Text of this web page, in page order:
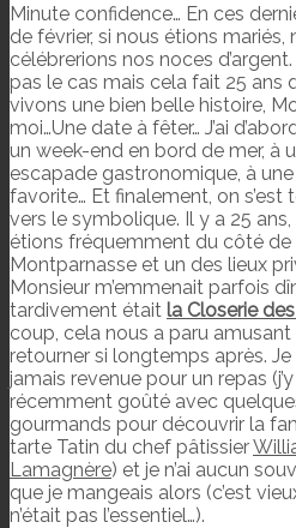
Minute confidence… En ces
de février, si nous étions mariés,
célébrerions nos noces d’argent.
pas le cas mais cela fait 25 ans
vivons une bien belle histoire,
moi…Une date à fêter… J’ai
un week-end en bord de mer, à
escapade gastronomique, à
favorite… Et finalement, on s’est
vers le symbolique. Il y a 25 ans,
étions fréquemment du côté de
Montparnasse et un des lieux
Monsieur m’emmenait parfois
tardivement était la Closerie
coup, cela nous a paru amusant
retourner si longtemps après. Je
jamais revenue pour un repas (j’y
récemment goûté avec
gourmands pour découvrir la
tarte Tatin du chef pâtissier
Lamagnère) et je n’ai aucun
que je mangeais alors (c’est
n’était pas l’essentiel…).